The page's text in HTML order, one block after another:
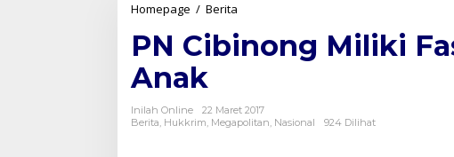
Homepage / Berita
Miliki
Fasilitas
PN Cibinong Miliki
Anak
Inilah Online
22 Maret 2017
Berita, Hukkrim, Megapolitan, Nasional 924 Dilihat